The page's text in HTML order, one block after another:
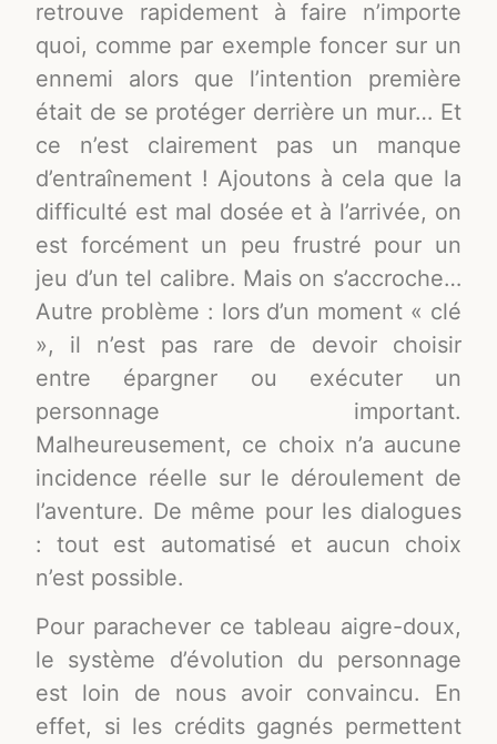
retrouve rapidement à faire n’importe
quoi, comme par exemple foncer sur un
ennemi alors que l’intention première
était de se protéger derrière un mur… Et
ce n’est clairement pas un manque
d’entraînement ! Ajoutons à cela que la
difficulté est mal dosée et à l’arrivée, on
est forcément un peu frustré pour un
jeu d’un tel calibre. Mais on s’accroche…
Autre problème : lors d’un moment « clé
», il n’est pas rare de devoir choisir
entre épargner ou exécuter un
personnage important.
Malheureusement, ce choix n’a aucune
incidence réelle sur le déroulement de
l’aventure. De même pour les dialogues
: tout est automatisé et aucun choix
n’est possible.
Pour parachever ce tableau aigre-doux,
le système d’évolution du personnage
est loin de nous avoir convaincu. En
effet, si les crédits gagnés permettent